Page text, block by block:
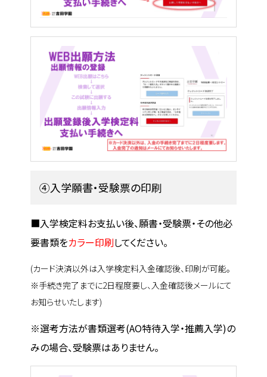
④入学願書・受験票の印刷
■入学検定料お支払い後、願書・受験票・その他必
要書類をカラー印刷してください。
(カード決済以外は入学検定料入金確認後、印刷が可能。
※手続き完了までに2日程度要し、入金確認後メールにて
お知らせいたします)
※選考方法が書類選考(AO特待入学・推薦入学)の
みの場合、受験票はありません。